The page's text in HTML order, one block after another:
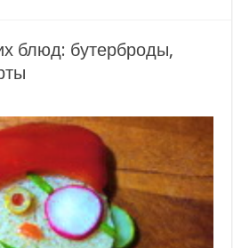
блюд: бутерброды,